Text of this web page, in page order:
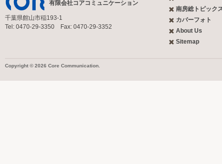
有限会社コアコミュニケーション
千葉県館山市稲193-1
Tel: 0470-29-3350 Fax: 0470-29-3352
南房総トピック
カバーフォト
About Us
Sitemap
Copyright © 2026 Core Communication.